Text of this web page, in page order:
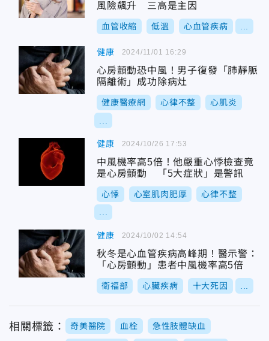
風險飆升 三高是主因
血管收縮 低溫 心血管疾病
健康
心房顫動恐中風！男子復發「肺靜脈
隔離術」成功除病灶
健康醫療網 心律不整 心肌炎
2024/11/01 16:29
健康
中風機率高5倍！他嚴重心悸檢查竟
是心房顫動 「5大症狀」是警訊
心悸 心室肌肉肥厚 心律不整
2024/10/26 17:53
健康
秋冬是心血管疾病高峰期！醫示警：
「心房顫動」患者中風機率高5倍
衛福部 心臟疾病 十大死因
2024/10/02 14:54
相關標籤： 奇美醫院 血栓 急性肢體缺血